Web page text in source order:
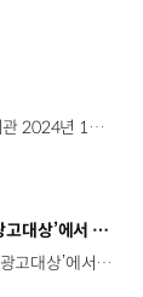
2024 HPO 정기연주회 세종문화회관 2024년 12월 1일 주요 계열사 임직원으로 구성된 현대자동차그룹 필하모닉 오케스트라 ‘HPO’ 클래식을 통한 그룹 내 문화예술 가치 전파 사회공헌 활동 HPO의 2024 캐치프레이즈 ‘같이 만드는 가치의 시작’ 따로, 또 같이 단 한 번의 연주회를 위한 1년의 준비 올 한해 펼친 다양한 활동의 피날레 HPO 정기연주회 노미림 HPO 악장 / 현대자동차·기아 자율주행시스템개발팀 연구원저희가 직장인이다 보니까 퇴근하고 연습하기가 굉장히 힘들었는데요. SNS에 서로 연습 영상을 공유하면서 서로에게 자극을 받으면서 연습을 진행했습니다. 정성록 HPO 단장 / 현대자동차·기아 MLV소음진동시험팀 연구원올해는 특히 HPO가 15주년을 맞이하는 해로서 ‘개인의 도전이 모여 완성된 모두의 도약’이라는 캐치프레이즈를 삼아 연초부터 단원들이 열심히 준비를 해왔습니다. 도전과 도약에 대한 메시지가 꼭 전달 되었길 바랍니다. 임직원 일반인세종문화회관 대극장을 채운 3천여 명의 관객 총 3곡으로 전한 같이 만드는 가치 -연주 라이브경기병 서곡_주페 - 연주 라이브환상 교향곡_베를리오즈 - 연주 라이브바이올린 협주곡 라장조_차이코프스키 한국을 대표하는 바이올리니스트 한수진과의 협연 김혜정 / 관객프로가 아님에도 불구하고 이렇게 감동적인 연주를 들을 수 있어서 감사했습니다. 양시연 / 관객연말에 가족들이랑 뜻깊은 추억 남길 수 있어서 의미 있는 시간이었던 것 같습니다. 노명현 / 관객 앞으로도 더욱더 많은 문화에 공헌해 주시면 감사하겠습니다. 연말을 따뜻하게 채운 HPO의 하모니 “음악으로 하나된 HPO의 소리가 사회의 큰 울림이 되길”
현대자동차그룹, ‘2024 대한민국광고대상’에서 8개 상 수상
현대자동차그룹이 ‘2024 대한민국광고대상’에서 총 8개의 상을 수상했습니다. 올해로 31회째를 맞은 대한민국광고대상은 한국광고총연합회가 주관하는 국내 최고 권위의 상인데요. 현대자동차와 이노션, 배우 손석구가 공동제작한 단편 영화 ‘밤낚시’는 이번 시상식에서 필름 크래프트 부문과 PR부문에서 대상을, 브랜디드 콘텐츠 부문에서 금상을 수상하며 3관왕을 달성했습니다. ‘밤낚시'는 브랜디드 콘텐츠임에도 '아이오닉 5’가 한 번도 온전한 모습을 드러내지 않는 구성, 차량 내장 카메라로 촬영한 독특한 제작 방식, 러닝타임 10분 내외의 스낵무비 장르 도입 등의 혁신적인 시도로, 이미 판타지아 국제 영화제 등 해외 유수의 영화제에서 주목을 받아왔습니다. 이 밖에도 캐스퍼 일렉트릭의 독보적 캐릭터와 상품성을 부각시킨 ‘캐스퍼 일렉트릭 론칭’ 광고가 TV영상 부문에서 금상을 수상했고, 반려견을 위한 새로운 이동수단을 소개한 ‘현대 2024 도그빌리티(Dogbility)’로 소셜 커뮤니케이션 부문 동상, 현장 소방관들의 쾌적한 휴식을 위한 소방관 회복지원 수소전기버스 캠페인 영상 ‘사륙, 사칠’이 온라인 영상 부문에서 은상을 수상했습니다. 또한, 보행 재활 로봇 ‘엑스블 멕스(X-ble MEX)’를 통해 부상 군인들의 재활을 돕는 캠페인 영상 ‘10M 행군’은 PR부문 은상, ‘GV70 페이스리프트 론칭 필름’은 해외집행광고 특별상을 수상했습니다. 한편, 이노션은 대상 4개와 금상 6개, 은상 2개 등 총 14개 본상을 수상하며 국내 광고회사 중 ‘최다 최고상’ 수상을 기록했습니다.